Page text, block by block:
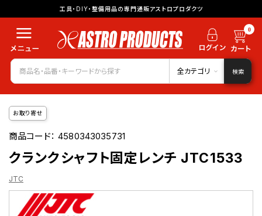
工具・DIY・整備用品の専門通販アストロプロダクツ
0
全カテゴリ 検索
お取り寄せ
商品コード：4580343035731
クランクシャフト固定レンチ JTC1533
JTC